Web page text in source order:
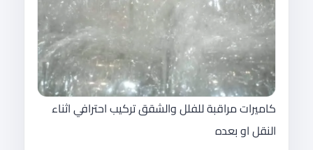
كاميرات مراقبة للفلل والشقق تركيب احترافي اثناء
النقل او بعده